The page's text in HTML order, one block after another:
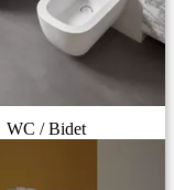
WC / Bidet